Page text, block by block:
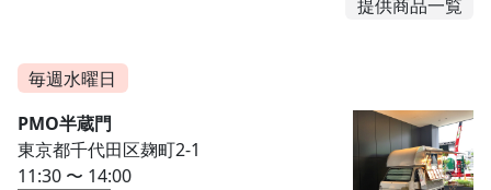
提供商品一覧
毎週水曜日
PMO半蔵門
東京都千代田区麹町2-1
11:30 〜 14:00